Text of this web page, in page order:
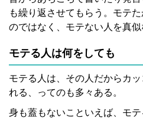
も繰り返させてもらう。モテ
のではなく、モテない人を真似
モテる人は何をしても
モテる人は、その人だからカ
れる、ってのも多々ある。
身も蓋もないこといえば、モテ